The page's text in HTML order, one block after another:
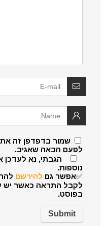
שמור בדפדפן זה
לפעם הבאה שאגיב.
הגבתי, נא לעדכן
נוספות.
✅אפשר גם להירשם
לקבל התראה כאשר יש
בפוסט.